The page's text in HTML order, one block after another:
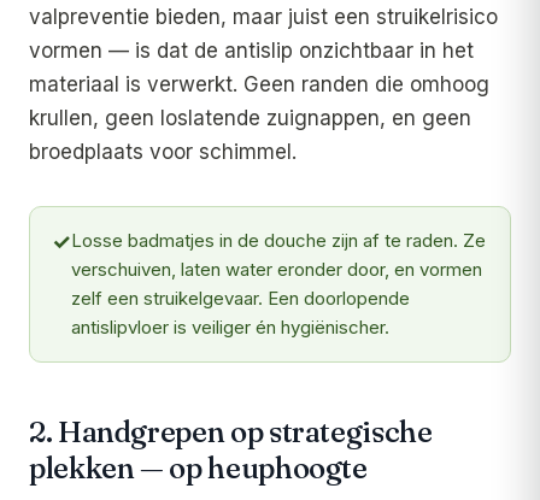
valpreventie bieden, maar juist een struikelrisico
vormen — is dat de antislip onzichtbaar in het
materiaal is verwerkt. Geen randen die omhoog
krullen, geen loslatende zuignappen, en geen
broedplaats voor schimmel.
✓Losse badmatjes in de douche zijn af te raden. Ze
verschuiven, laten water eronder door, en vormen
zelf een struikelgevaar. Een doorlopende
antislipvloer is veiliger én hygiënischer.
2. Handgrepen op strategische
plekken — op heuphoogte